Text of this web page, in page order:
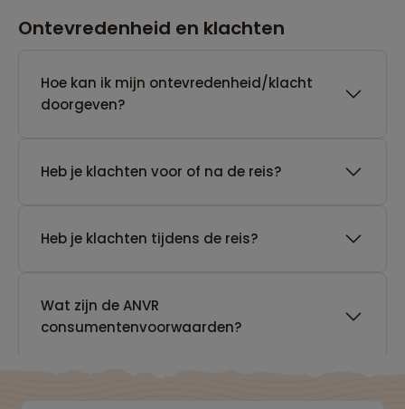
Ontevredenheid en klachten
Hoe kan ik mijn ontevredenheid/klacht
doorgeven?
Heb je klachten voor of na de reis?
Heb je klachten tijdens de reis?
Wat zijn de ANVR
consumentenvoorwaarden?